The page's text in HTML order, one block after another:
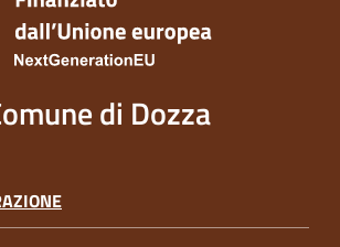
di Dozza